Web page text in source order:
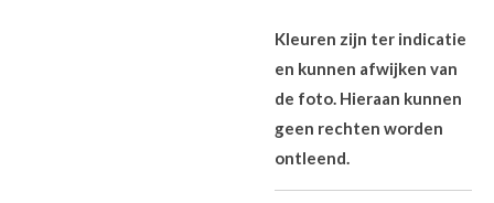
Kleuren zijn ter indicatie
en kunnen afwijken van
de foto. Hieraan kunnen
geen rechten worden
ontleend.